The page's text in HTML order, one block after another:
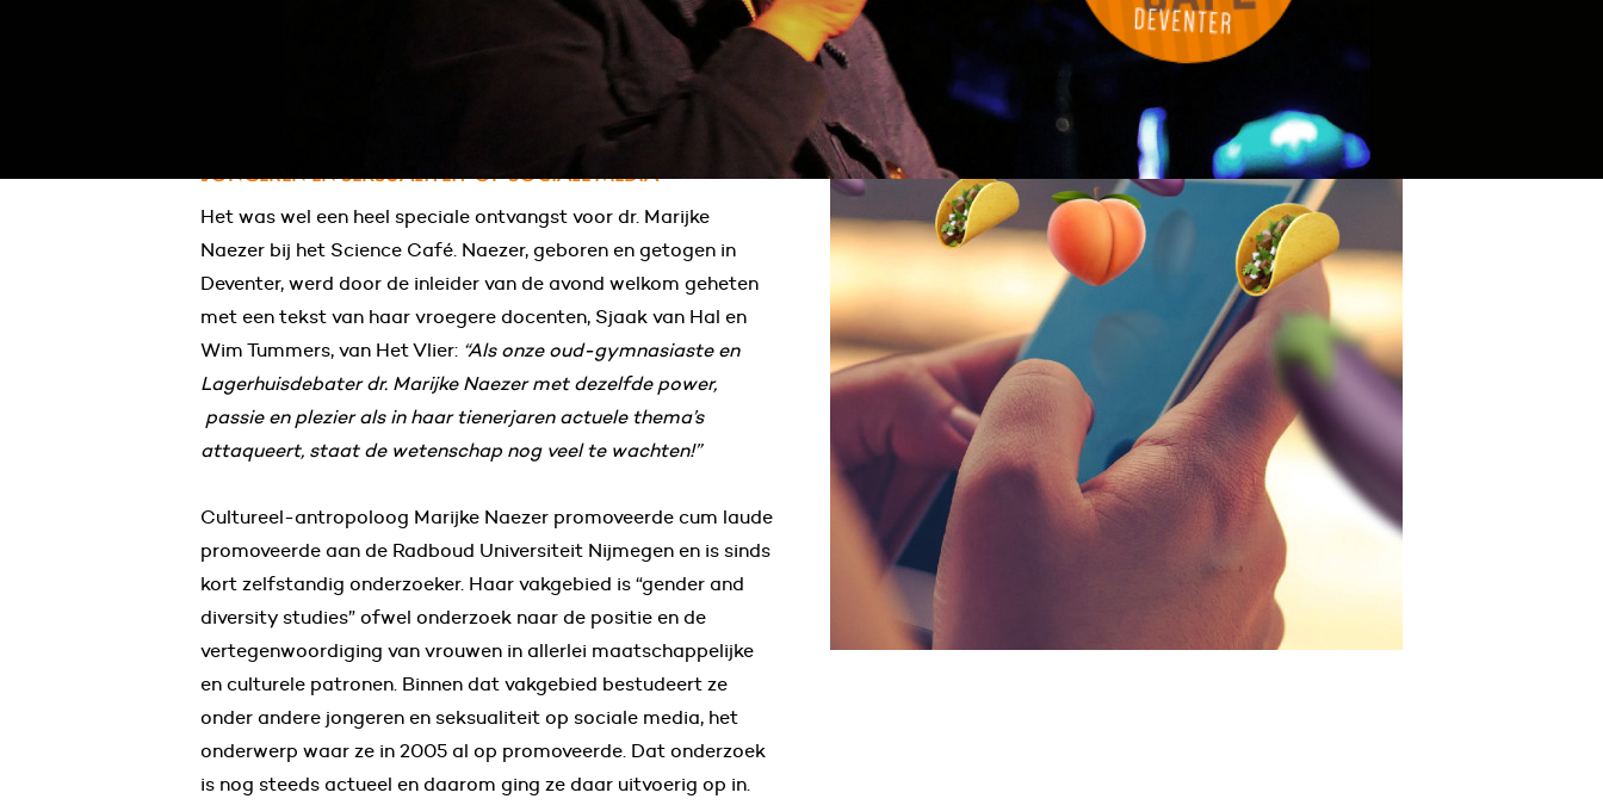
Sexy avonturen
JONGEREN EN SEKSUALITEIT OP SOCIALE MEDIA
Het was wel een heel speciale ontvangst voor dr. Marijke
Naezer bij het Science Café. Naezer, geboren en getogen in
Deventer, werd door de inleider van de avond welkom geheten
met een tekst van haar vroegere docenten, Sjaak van Hal en
Wim Tummers, van Het Vlier: “Als onze oud-gymnasiaste en
Lagerhuisdebater dr. Marijke Naezer met dezelfde power,
passie en plezier als in haar tienerjaren actuele thema’s
attaqueert, staat de wetenschap nog veel te wachten!”
Cultureel-antropoloog Marijke Naezer promoveerde cum laude
promoveerde aan de Radboud Universiteit Nijmegen en is sinds
kort zelfstandig onderzoeker. Haar vakgebied is “gender and
diversity studies” ofwel onderzoek naar de positie en de
vertegenwoordiging van vrouwen in allerlei maatschappelijke
en culturele patronen. Binnen dat vakgebied bestudeert ze
onder andere jongeren en seksualiteit op sociale media, het
onderwerp waar ze in 2005 al op promoveerde. Dat onderzoek
is nog steeds actueel en daarom ging ze daar uitvoerig op in.